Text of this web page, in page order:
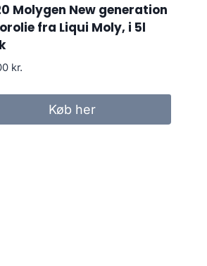
Molygen New generation
fra Liqui Moly, i 5l
kr.
Køb her